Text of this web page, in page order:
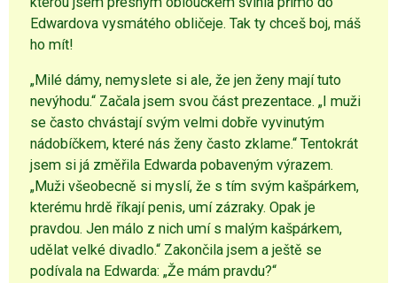
Edwardova vysmátého obličeje. Tak ty chceš boj, máš
ho mít!
„Milé dámy, nemyslete si ale, že jen ženy mají tuto
nevýhodu.“ Začala jsem svou část prezentace. „I muži
se často chvástají svým velmi dobře vyvinutým
nádobíčkem, které nás ženy často zklame.“ Tentokrát
jsem si já změřila Edwarda pobaveným výrazem.
„Muži všeobecně si myslí, že s tím svým kašpárkem,
kterému hrdě říkají penis, umí zázraky. Opak je
pravdou. Jen málo z nich umí s malým kašpárkem,
udělat velké divadlo.“ Zakončila jsem a ještě se
podívala na Edwarda: „Že mám pravdu?“